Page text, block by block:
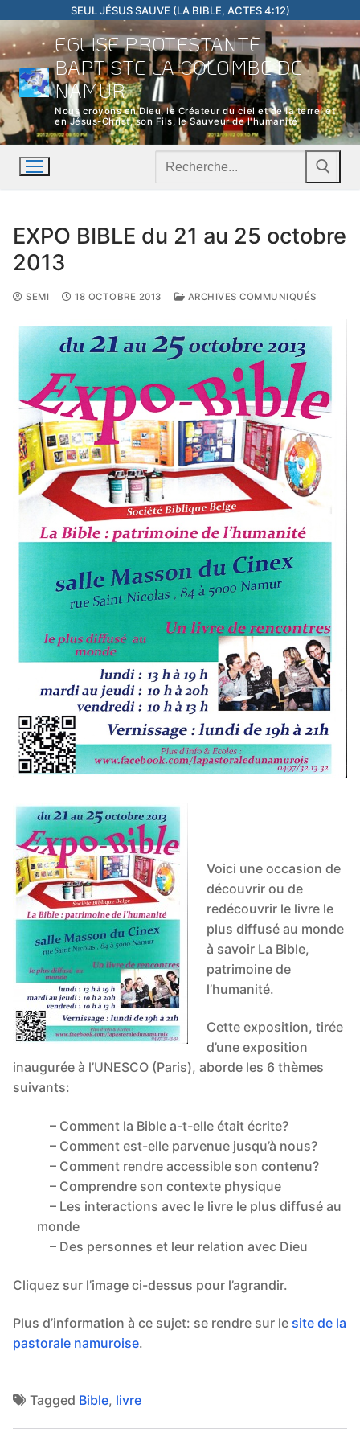
au
contenu
SEUL JÉSUS SAUVE (LA BIBLE, ACTES 4:12)
EGLISE PROTESTANTE
BAPTISTE LA COLOMBE DE
NAMUR
Nous croyons en Dieu, le Créateur du ciel et de la terre; et
en Jésus-Christ, son Fils, le Sauveur de l'humanité
Rechercher
EXPO BIBLE du 21 au 25 octobre
2013
SEMI 18 OCTOBRE 2013 ARCHIVES COMMUNIQUÉS
Voici une occasion de
découvrir ou de
redécouvrir le livre le
plus diffusé au monde
à savoir La Bible,
patrimoine de
l’humanité.
Cette exposition, tirée
d’une exposition
inaugurée à l’UNESCO (Paris), aborde les 6 thèmes
suivants:
– Comment la Bible a-t-elle était écrite?
– Comment est-elle parvenue jusqu’à nous?
– Comment rendre accessible son contenu?
– Comprendre son contexte physique
– Les interactions avec le livre le plus diffusé au
monde
– Des personnes et leur relation avec Dieu
Cliquez sur l’image ci-dessus pour l’agrandir.
Plus d’information à ce sujet: se rendre sur le site de la
pastorale namuroise.
Tagged Bible, livre